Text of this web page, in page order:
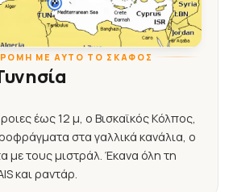
ΜΕ ΑΥΤΌ ΤΟ ΣΚΆΦΟΣ
έως 12 μ, ο Βισκαϊκός Κόλπος,
στα γαλλικά κανάλια, ο
με τους μιστράλ. Έκανα όλη τη
και ραντάρ.